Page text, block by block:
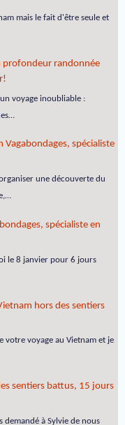
mais le fait d'être seule et
profondeur randonnée
voyage inoubliable :
Vagabondages, spécialiste
une découverte du
spécialiste en
le 8 janvier pour 6 jours
hors des sentiers
votre voyage au Vietnam et je
sentiers battus, 15 jours
demandé à Sylvie de nous